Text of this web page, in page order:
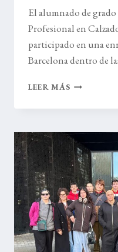
El alumnado de
Profesional en
participado en una
Barcelona dentro de
LEER MÁSVIAJE
A